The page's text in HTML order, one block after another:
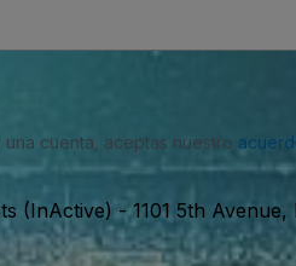
cuenta, aceptas nuestro
(InActive) -1101 5th